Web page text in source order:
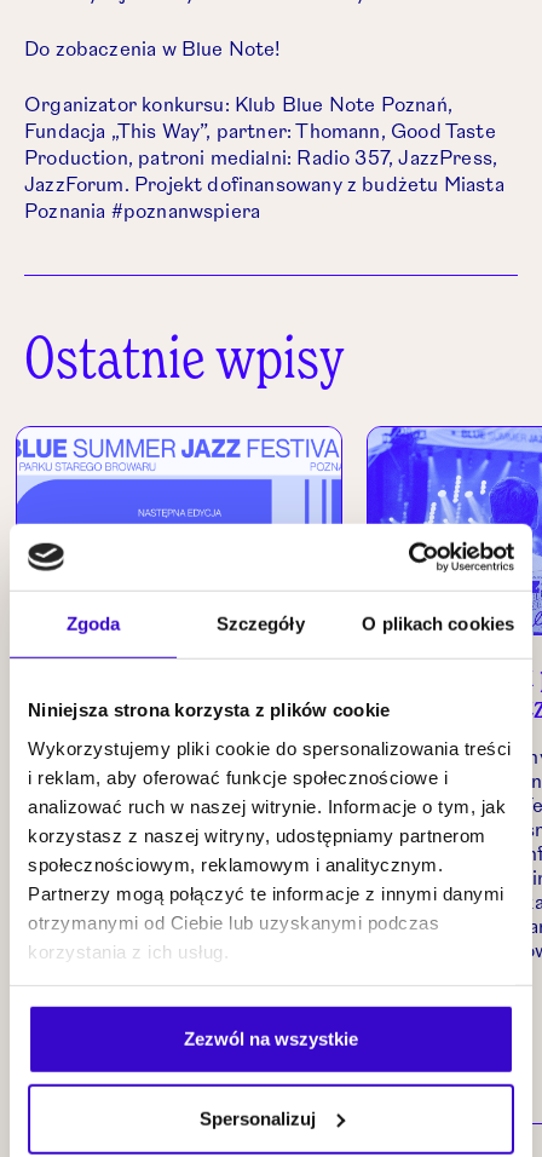
Zgoda Szczegóły O plikach cookies
Niniejsza strona korzysta z plików cookie
Wykorzystujemy pliki cookie do spersonalizowania treści
i reklam, aby oferować funkcje społecznościowe i
analizować ruch w naszej witrynie. Informacje o tym, jak
korzystasz z naszej witryny, udostępniamy partnerom
społecznościowym, reklamowym i analitycznym.
Partnerzy mogą połączyć te informacje z innymi danymi
otrzymanymi od Ciebie lub uzyskanymi podczas
korzystania z ich usług.
Zezwól na wszystkie
Spersonalizuj
Do zobaczenia w Blue Note!
Organizator konkursu: Klub Blue Note Poznań,
Fundacja „This Way”, partner: Thomann, Good Taste
Production, patroni medialni: Radio 357, JazzPress,
JazzForum. Projekt dofinansowany z budżetu Miasta
Poznania #poznanwspiera
Ostatnie wpisy
Summer Jazz Festival!
17–18 lipca 2027 po raz
kolejny spotkamy się w Parku
Starego Browaru, by przez
dwa letnie wieczory wspólnie
słuchać muzyki pod gołym
niebem. Blue Summer Jazz
Festival powraca z
koncertami artystów z Polski i
całego świata, łącząc jazz z
Summer
krótki
Summer Jazz
którym
najważniejsze
Znajdziecie w
praktyczne
wszystko, co
przed